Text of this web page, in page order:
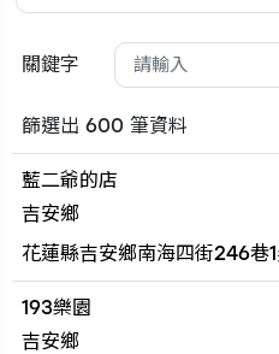
關鍵字
篩選出 600 筆資料
藍二爺的店
吉安鄉
花蓮縣吉安鄉南海四街246巷
193樂園
吉安鄉